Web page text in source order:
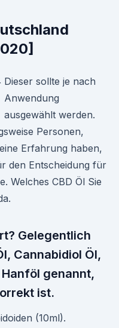
Dieser sollte je nach
Anwendung
ausgewählt werden.
Personen,
Erfahrung haben,
den Entscheidung für
Welches CBD Öl Sie
Gelegentlich
Cannabidiol Öl,
genannt,
ist.
(10ml).